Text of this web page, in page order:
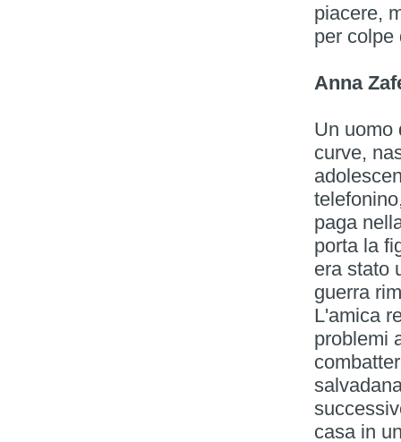
piacere,
per colpe
Anna
Un uomo
curve,
paga
porta la
era stato
guerra
L'amica
problemi
casa in